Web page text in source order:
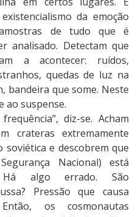
da emoção
de tudo que é
analisado. Detectam que
a acontecer: ruídos,
quedas de luz na
bandeira que some. Neste
ao suspense.
diz-se. Acham
crateras extremamente
soviética e descobrem que
Nacional) está
algo errado. São
Pressão que causa
os cosmonautas